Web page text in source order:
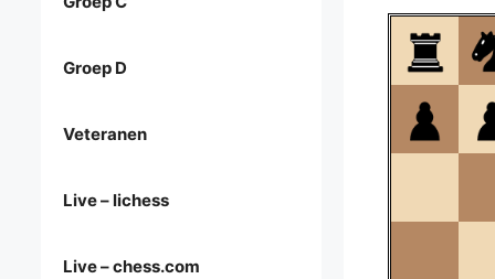
Groep D
Veteranen
Live – lichess
Live – chess.com